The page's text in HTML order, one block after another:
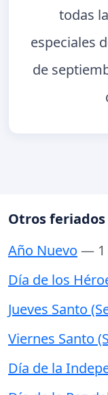
todas
especiales
de
Otros feriados
Año Nuevo — 1
Día de los
Jueves Santo
Viernes Santo
Día de la